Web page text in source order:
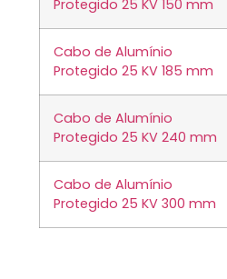
Protegido 25 KV 150 mm
Cabo de Alumínio
Protegido 25 KV 185 mm
Cabo de Alumínio
Protegido 25 KV 240 mm
Cabo de Alumínio
Protegido 25 KV 300 mm